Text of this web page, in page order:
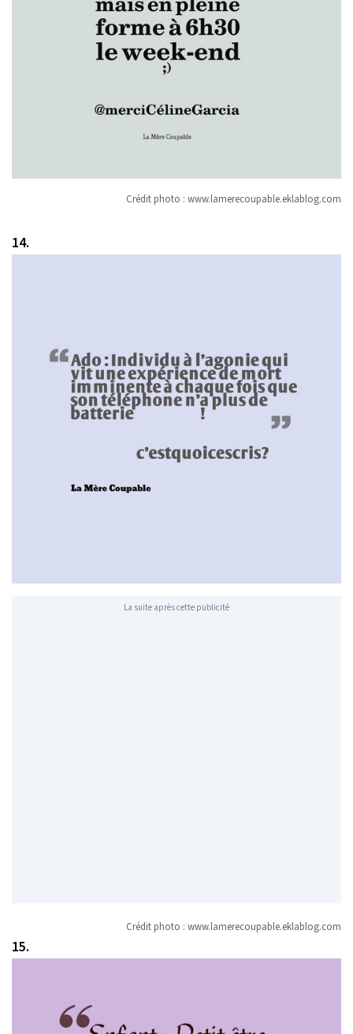
Crédit photo : www.lamerecoupable.eklablog.com
14.
La suite après cette publicité
Crédit photo : www.lamerecoupable.eklablog.com
15.